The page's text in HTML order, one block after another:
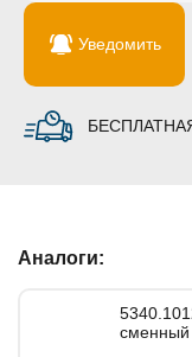
Уведомить
Аналоги: